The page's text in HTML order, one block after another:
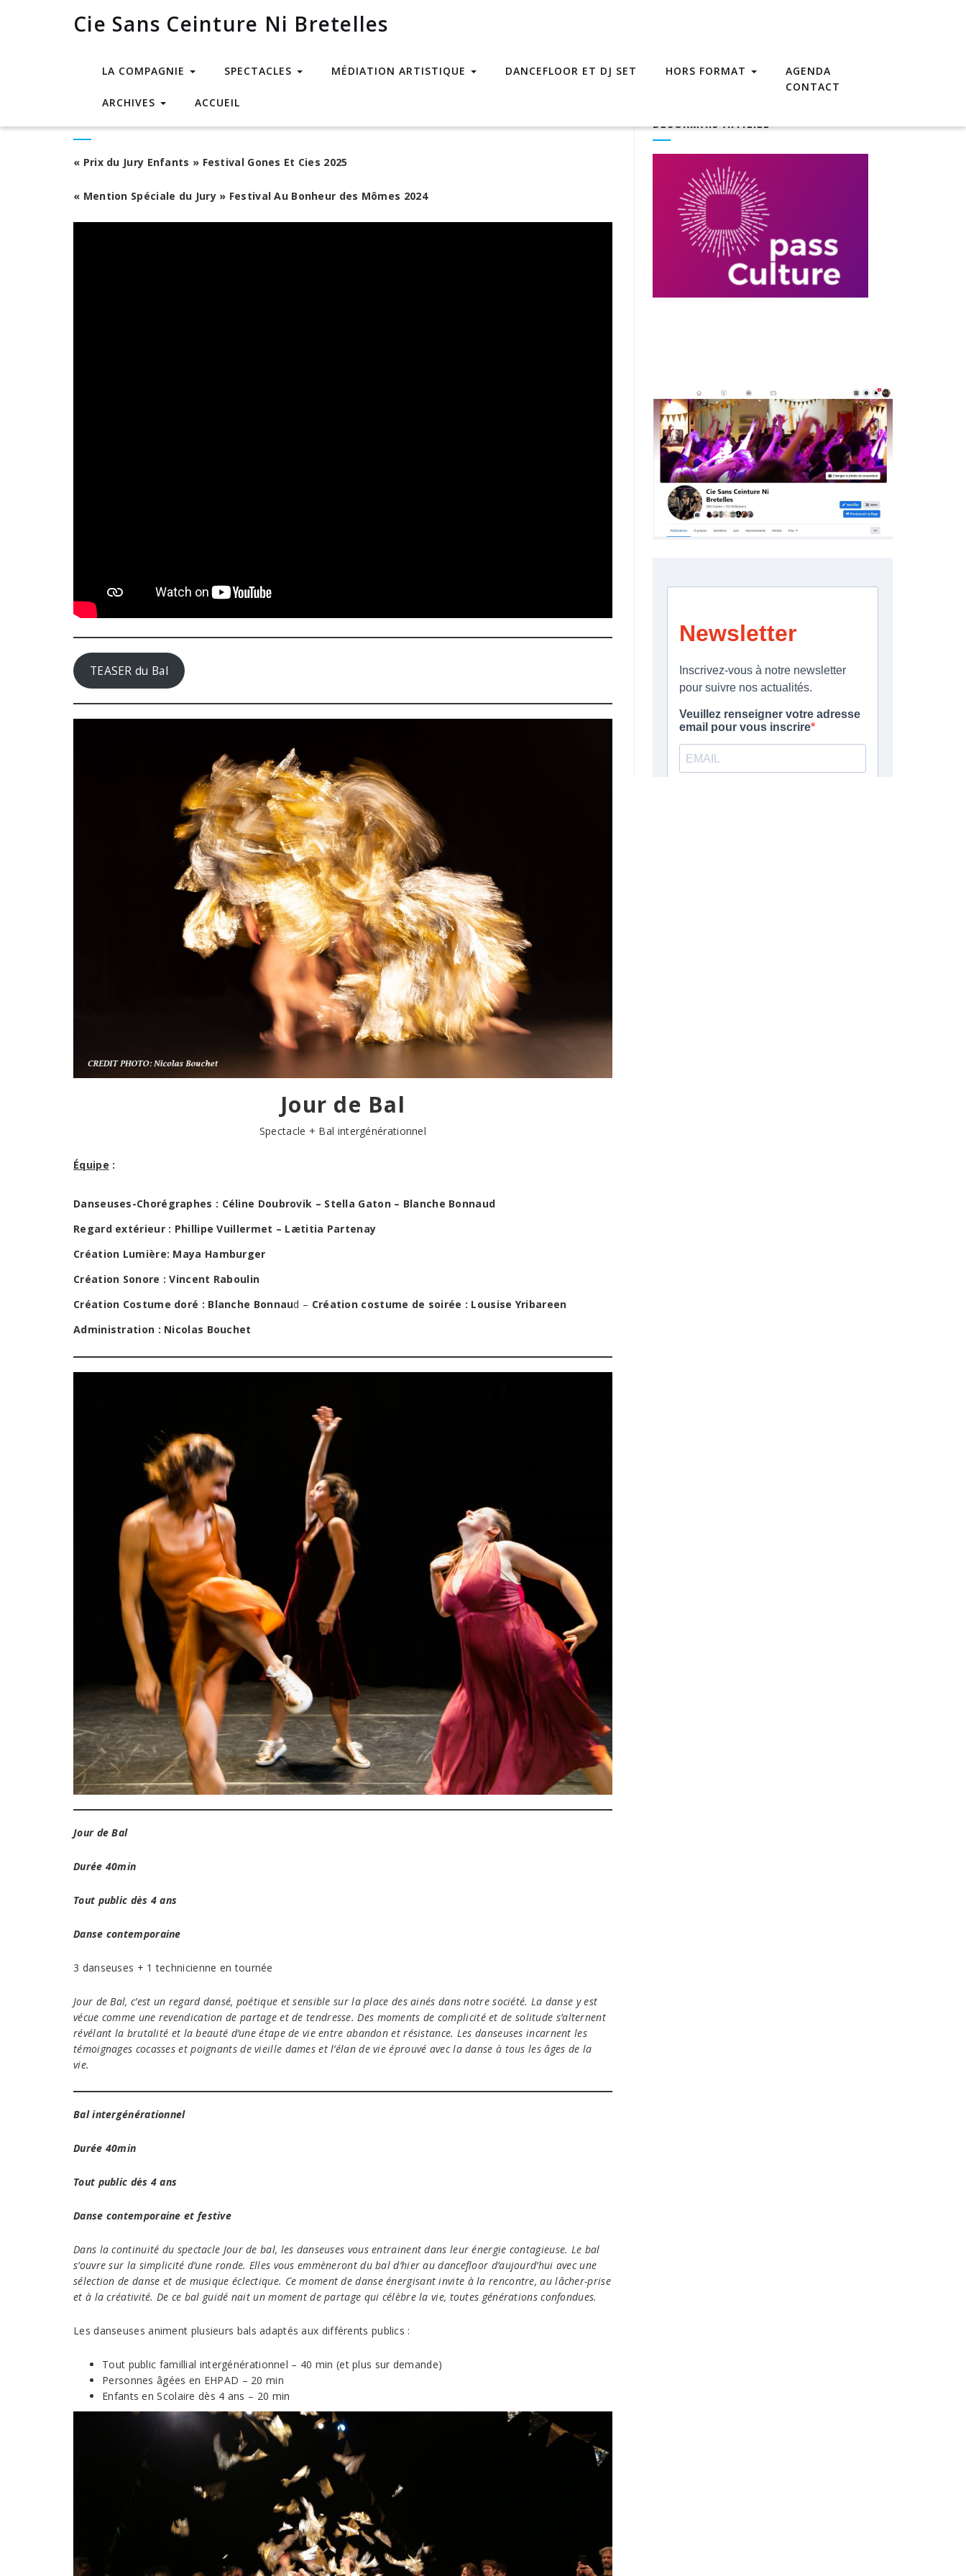
Cie Sans Ceinture Ni Bretelles
LA COMPAGNIE SPECTACLES MÉDIATION ARTISTIQUE DANCEFLOOR ET DJ SET HORS FORMAT
AGENDA
CONTACT
ARCHIVES
ACCUEIL
Création 2022 : Jour de Bal
« Prix du Jury Enfants » Festival Gones Et Cies 2025
« Mention Spéciale du Jury » Festival Au Bonheur des Mômes 2024
TEASER du Bal
Jour de Bal
Spectacle + Bal intergénérationnel
Équipe :
Danseuses-Chorégraphes : Céline Doubrovik – Stella Gaton – Blanche Bonnaud
Regard extérieur : Phillipe Vuillermet – Lætitia Partenay
Création Lumière: Maya Hamburger
Création Sonore : Vincent Raboulin
Création Costume doré : Blanche Bonnaud – Création costume de soirée : Lousise Yribareen
Administration : Nicolas Bouchet
Jour de Bal
Durée 40min
Tout public dès 4 ans
Danse contemporaine
3 danseuses + 1 technicienne en tournée
Jour de Bal, c’est un regard dansé, poétique et sensible sur la place des ainés dans notre société. La danse y est
vécue comme une revendication de partage et de tendresse. Des moments de complicité et de solitude s’alternent
révélant la brutalité et la beauté d’une étape de vie entre abandon et résistance. Les danseuses incarnent les
témoignages cocasses et poignants de vieille dames et l’élan de vie éprouvé avec la danse à tous les âges de la
vie.
Bal intergénérationnel
Durée 40min
Tout public dès 4 ans
Danse contemporaine et festive
Dans la continuité du spectacle Jour de bal, les danseuses vous entrainent dans leur énergie contagieuse. Le bal
s’ouvre sur la simplicité d’une ronde. Elles vous emmèneront du bal d’hier au dancefloor d’aujourd’hui avec une
sélection de danse et de musique éclectique. Ce moment de danse énergisant invite à la rencontre, au lâcher-prise
et à la créativité. De ce bal guidé nait un moment de partage qui célèbre la vie, toutes générations confondues.
Les danseuses animent plusieurs bals adaptés aux différents publics :
Tout public famillial intergénérationnel – 40 min (et plus sur demande)
Personnes âgées en EHPAD – 20 min
Enfants en Scolaire dès 4 ans – 20 min
DÉSORMAIS AFFILIÉE